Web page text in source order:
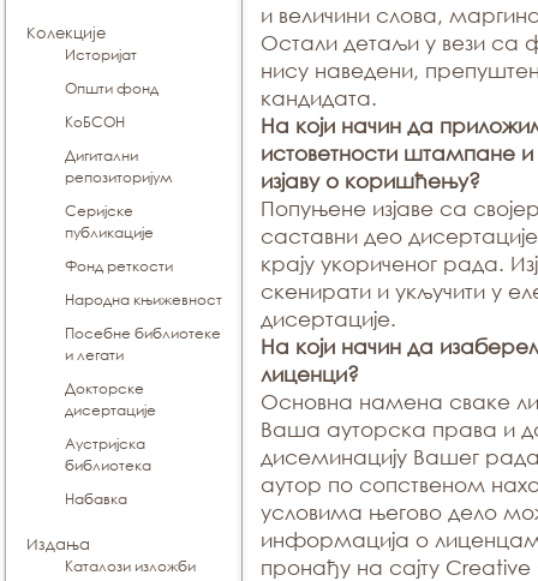
Колекције
Историјат
Општи фонд
КоБСОН
Дигитални
репозиторијум
Серијске
публикације
Фонд реткости
Народна књижевност
Посебне библиотеке
и легати
Докторске
дисертације
Аустријска
библиотека
Набавка
Издања
Каталози изложби
и величини слова,
Остали детаљи у вези
нису наведени,
кандидата.
На који начин да
истоветности штампане и
изјаву о коришћењу?
Попуњене изјаве са
саставни део
крају укориченог рада.
скенирати и укључити у
дисертације.
На који начин да
лиценци?
Основна намена сваке
Ваша ауторска права и
дисеминацију Вашег
аутор по сопственом
условима његово дело
информација о
пронађу на сајту